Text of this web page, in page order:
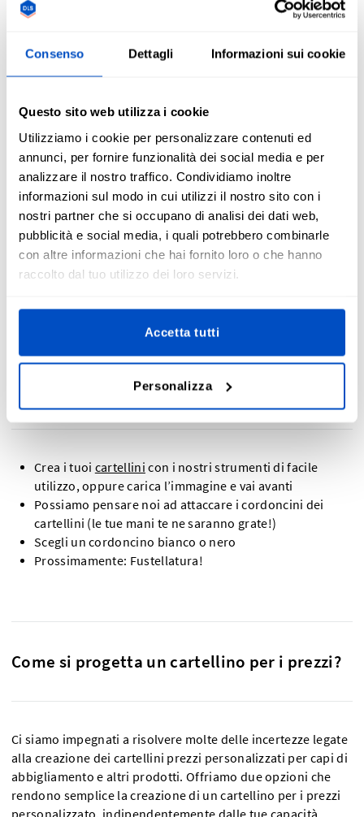
Consenso Dettagli Informazioni sui cookie
Questo sito web utilizza i cookie
Utilizziamo i cookie per personalizzare contenuti ed
annunci, per fornire funzionalità dei social media e per
analizzare il nostro traffico. Condividiamo inoltre
informazioni sul modo in cui utilizzi il nostro sito con i
nostri partner che si occupano di analisi dei dati web,
pubblicità e social media, i quali potrebbero combinarle
con altre informazioni che hai fornito loro o che hanno
raccolto dal tuo utilizzo dei loro servizi.
Accetta tutti
Personalizza
Come possono i cartellini prezzo risaltare il
I cartellini con i prezzi personalizzati dimostrano al mondo
intero la serietà del tuo marchio e delle tue creazioni. Un
cartellino prezzi conferisce ai tuoi prodotti un ulteriore
livello di professionalità e di qualità dei tuoi articoli,
rimarcando l'attenzione che hai dedicato all'esperienza di
vendita. Inoltre, il brand riportato su un cartellino ben
pensato rimarrà impresso più a lungo nella mente dei tuoi
clienti, anche al di fuori del punto vendita, con una
maggiore possibilità di ripetere l'acquisto.
La creazione dei cartellini è un gioco da
Crea i tuoi cartellini con i nostri strumenti di facile
utilizzo, oppure carica l’immagine e vai avanti
Possiamo pensare noi ad attaccare i cordoncini dei
cartellini (le tue mani te ne saranno grate!)
Scegli un cordoncino bianco o nero
Prossimamente: Fustellatura!
Come si progetta un cartellino per i prezzi?
Ci siamo impegnati a risolvere molte delle incertezze legate
alla creazione dei cartellini prezzi personalizzati per capi di
abbigliamento e altri prodotti. Offriamo due opzioni che
rendono semplice la creazione di un cartellino per i prezzi